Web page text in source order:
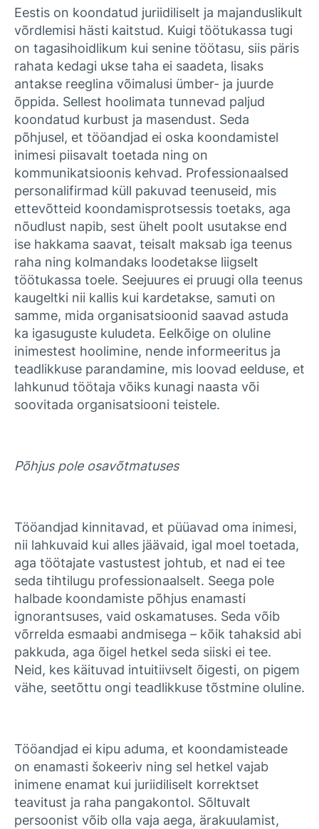
Eestis on koondatud juriidiliselt ja majanduslikult
võrdlemisi hästi kaitstud. Kuigi töötukassa tugi
on tagasihoidlikum kui senine töötasu, siis päris
rahata kedagi ukse taha ei saadeta, lisaks
antakse reeglina võimalusi ümber- ja juurde
õppida. Sellest hoolimata tunnevad paljud
koondatud kurbust ja masendust. Seda
põhjusel, et tööandjad ei oska koondamistel
inimesi piisavalt toetada ning on
kommunikatsioonis kehvad. Professionaalsed
personalifirmad küll pakuvad teenuseid, mis
ettevõtteid koondamisprotsessis toetaks, aga
nõudlust napib, sest ühelt poolt usutakse end
ise hakkama saavat, teisalt maksab iga teenus
raha ning kolmandaks loodetakse liigselt
töötukassa toele. Seejuures ei pruugi olla teenus
kaugeltki nii kallis kui kardetakse, samuti on
samme, mida organisatsioonid saavad astuda
ka igasuguste kuludeta. Eelkõige on oluline
inimestest hoolimine, nende informeeritus ja
teadlikkuse parandamine, mis loovad eelduse, et
lahkunud töötaja võiks kunagi naasta või
soovitada organisatsiooni teistele.
Põhjus pole osavõtmatuses
Tööandjad kinnitavad, et püüavad oma inimesi,
nii lahkuvaid kui alles jäävaid, igal moel toetada,
aga töötajate vastustest johtub, et nad ei tee
seda tihtilugu professionaalselt. Seega pole
halbade koondamiste põhjus enamasti
ignorantsuses, vaid oskamatuses. Seda võib
võrrelda esmaabi andmisega – kõik tahaksid abi
pakkuda, aga õigel hetkel seda siiski ei tee.
Neid, kes käituvad intuitiivselt õigesti, on pigem
vähe, seetõttu ongi teadlikkuse tõstmine oluline.
Tööandjad ei kipu aduma, et koondamisteade
on enamasti šokeeriv ning sel hetkel vajab
inimene enamat kui juriidiliselt korrektset
teavitust ja raha pangakontol. Sõltuvalt
persoonist võib olla vaja aega, ärakuulamist,